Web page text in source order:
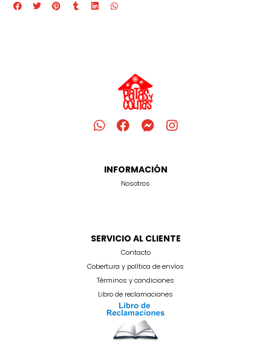
INFORMACIÓN
Nosotros
SERVICIO AL CLIENTE
Contacto
Cobertura y política de envíos
Términos y condiciones
Libro de reclamaciones